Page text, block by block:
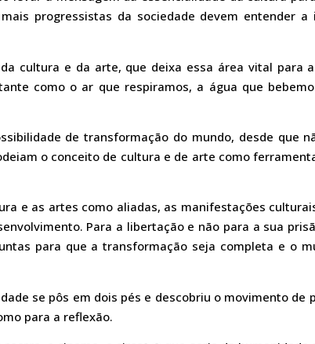
progressistas da sociedade devem entender a
cultura e da arte, que deixa essa área vital para
como o ar que respiramos, a água que
de transformação do mundo, desde que
o conceito de cultura e de arte como
e as artes como aliadas, as manifestações
Para a libertação e não para a sua
para que a transformação seja completa e o
se pôs em dois pés e descobriu o movimento de
para a reflexão.